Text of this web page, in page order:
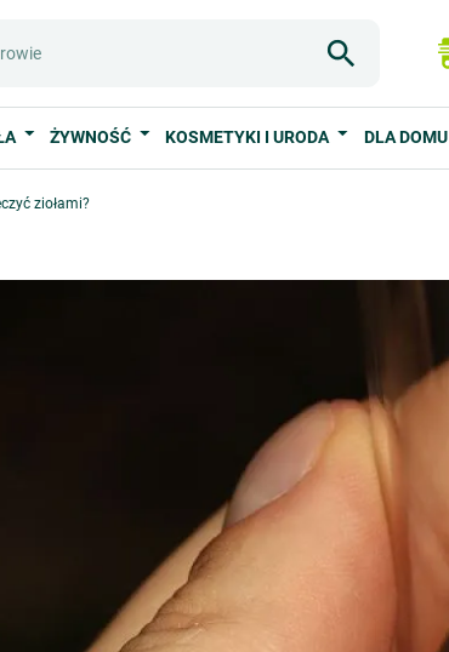
ŻYWNOŚĆ KOSMETYKI I URODA DLA DOMU
ziołami?